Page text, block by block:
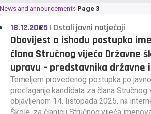
News and announcements Page 3
18.12.2025 | Ostali javni natječaji
Obavijest o ishodu postupka
člana Stručnog vijeća Državne
upravu – predstavnika državne
Temeljem provedenog postupka po
predlaganje kandidata za člana Stručnog
objavljenom 14. listopada 2025. na
Škole, za članicu Stručnog vijeća